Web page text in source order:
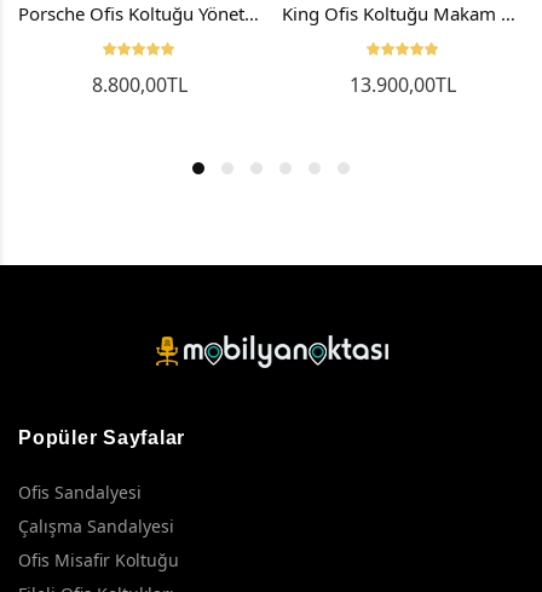
Porsche Ofis Koltuğu Yönetici Koltuğu Makam Koltuğu Siyah
8.800,00TL
King Ofis Koltuğu Makam Koltuğu Patron Koltuğu Alüminyum Ayak Ve Kol
13.900,00TL
Popüler Sayfalar
Ofis Sandalyesi
Çalışma Sandalyesi
Ofis Misafir Koltuğu